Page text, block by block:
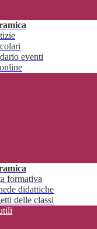
eventi
formativa
didattiche
delle classi